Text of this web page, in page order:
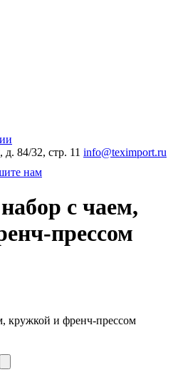
84/32, стр. 11 info@teximport.ru
нам
с чаем,
прессом
кружкой и френч-прессом